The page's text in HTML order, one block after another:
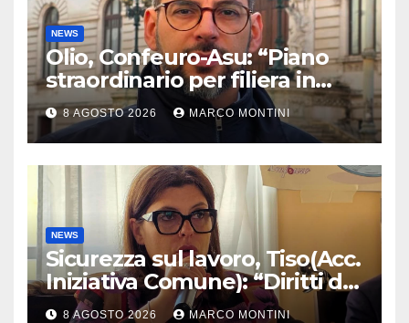
NEWS
Olio, Confeuro-Asu: “Piano
straordinario per filiera in
Calabria: azioni da Regione e
Governo”
8 AGOSTO 2026 MARCO MONTINI
NEWS
Sicurezza sul lavoro, Tiso(Acc.
Iniziativa Comune): “Diritti da
tutelare ogni giorno”
8 AGOSTO 2026 MARCO MONTINI